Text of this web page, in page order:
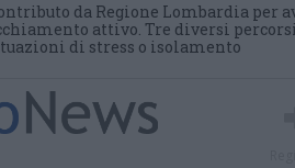
da Regione Lombardia per
attivo. Tre diversi
di stress o isolamento